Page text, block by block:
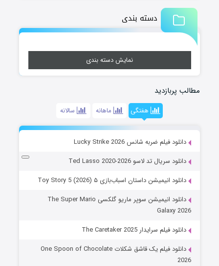
دسته بندی
نمایش دسته بندی
مطالب پربازدید
هفتگی ماهانه سالانه
دانلود فیلم ضربه شانس Lucky Strike 2026
دانلود سریال تد لاسو Ted Lasso 2020-2026
دانلود انیمیشن داستان اسباب‌بازی ۵ Toy Story 5 (2026)
دانلود انیمیشن سوپر ماریو گلکسی The Super Mario
Galaxy 2026
دانلود فیلم سرایدار The Caretaker 2025
دانلود فیلم یک قاشق شکلات One Spoon of Chocolate
2026